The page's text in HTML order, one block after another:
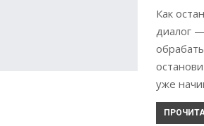
Как
диалог
уже